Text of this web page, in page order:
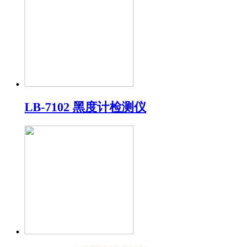
LB-7102 黑度计检测仪